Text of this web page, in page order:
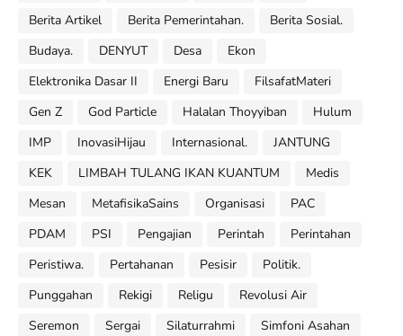
Berita Artikel
Berita Pemerintahan.
Berita Sosial.
Budaya.
DENYUT Desa
Ekon
Elektronika Dasar II
Energi Baru
FilsafatMateri
Gen Z
God Particle Halalan Thoyyiban
Hulum
IMP
InovasiHijau Internasional.
JANTUNG
KEK
LIMBAH TULANG IKAN KUANTUM
Medis
Mesan
MetafisikaSains Organisasi
PAC
PDAM
PSI Pengajian Perintah
Perintahan
Peristiwa.
Pertahanan Pesisir
Politik.
Punggahan
Rekigi Religu
Revolusi Air
Seremon
Sergai Silaturrahmi
Simfoni Asahan